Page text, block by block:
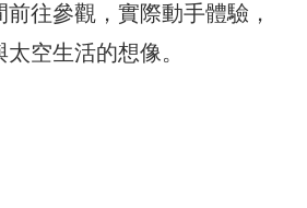
往參觀，實際動手體驗，
空生活的想像。